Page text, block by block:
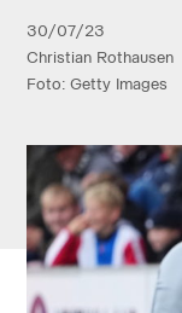
30/07/23
Christian Rothausen
Foto: Getty Images